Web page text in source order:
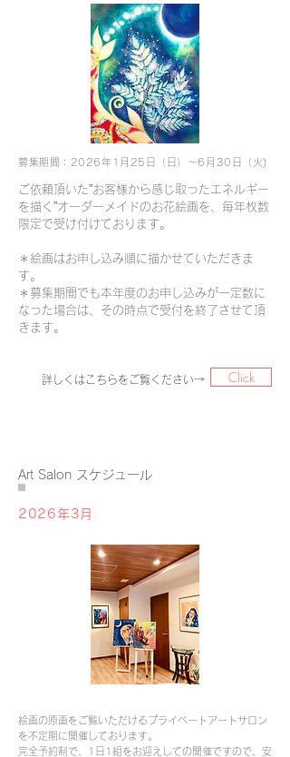
募集期間：2026年1月25日（日）〜6月30日（火)
ご依頼頂いた”お客様から感じ取ったエネルギー
を描く”オーダーメイドのお花絵画を、毎年枚数
限定で受け付けております。
＊絵画はお申し込み順に描かせていただきま
す。
＊募集期間でも本年度のお申し込みが一定数に
なった場合は、その時点で受付を終了させて頂
きます。
詳しくはこちらをご覧ください→ Click
Art Salon スケジュール
2026年3月
絵画の原画をご覧いただけるプライベートアートサロン
を不定期に開催しております。
完全予約制で、1日1組をお迎えしての開催ですので、安